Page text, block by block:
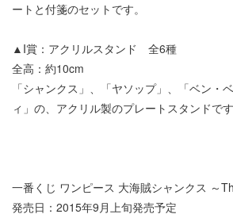
ートと付箋のセットです。
▲I賞：アクリルスタンド 全6種
全高：約10cm
「シャンクス」、「ヤソップ」、「ベン・
ィ」の、アクリル製のプレートスタンドです
一番くじ ワンピース 大海賊シャンクス ～
発売日：2015年9月上旬発売予定